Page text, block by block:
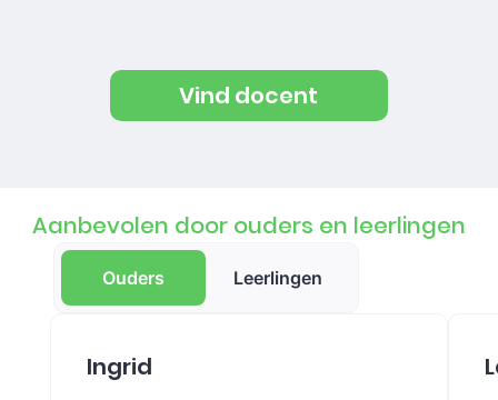
Vind docent
Aanbevolen door ouders en leerlingen
Ouders Leerlingen
Ingrid